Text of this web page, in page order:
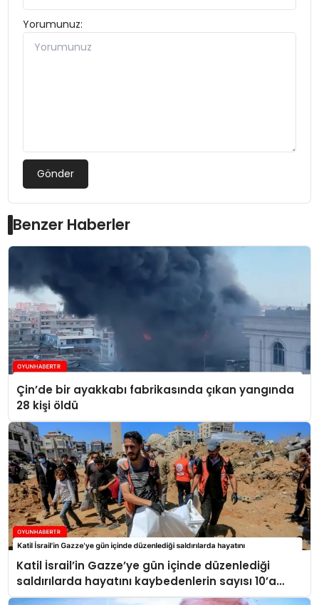
Yorumunuz:
Gönder
Benzer Haberler
Çin’de bir ayakkabı fabrikasında çıkan yangında
28 kişi öldü
Katil İsrail’in Gazze’ye gün içinde düzenlediği
saldırılarda hayatını kaybedenlerin sayısı 10’a
yükseldi